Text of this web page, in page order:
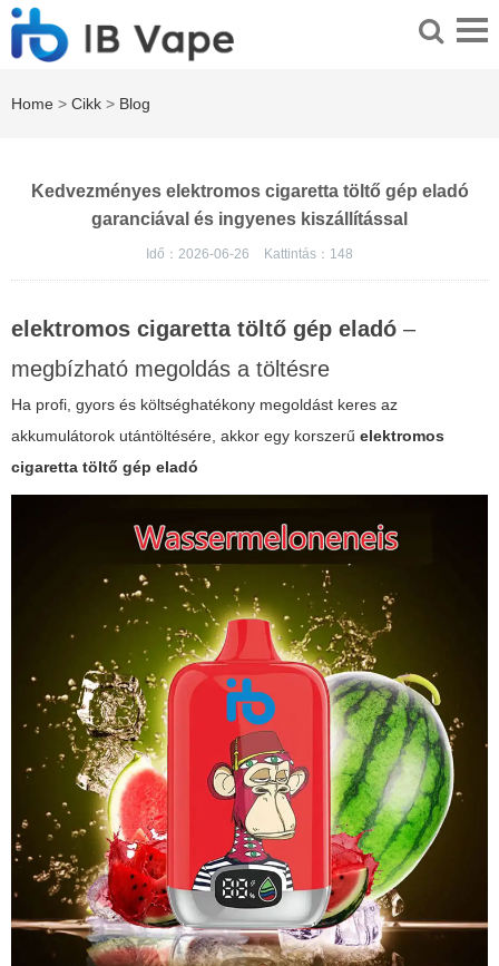
Home > Cikk > Blog
Kedvezményes elektromos cigaretta töltő gép eladó
garanciával és ingyenes kiszállítással
Idő：2026-06-26 Kattintás： 148
elektromos cigaretta töltő gép eladó –
megbízható megoldás a töltésre
Ha profi, gyors és költséghatékony megoldást keres az
akkumulátorok utántöltésére, akkor egy korszerű elektromos
cigaretta töltő gép eladó